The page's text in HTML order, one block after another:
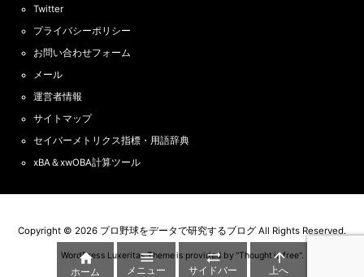
Twitter
プライバシーポリシー
お問い合わせフォーム
メール
運営者情報
サイトマップ
セイバーメトリクス指標・用語辞典
xBA＆xwOBA計算ツール
Copyright © 2026 プロ野球をデータで研究するブログ All Rights Reserved.
WordPress Luxeritas Theme is provided by "Thought is free".

ホーム

メニュー

サイドバー

上へ